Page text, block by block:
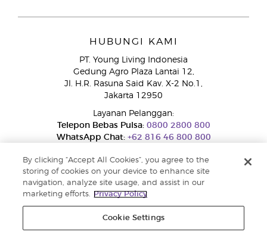
HUBUNGI KAMI
PT. Young Living Indonesia
Gedung Agro Plaza Lantai 12,
Jl. H.R. Rasuna Said Kav. X-2 No.1,
Jakarta 12950
Layanan Pelanggan:
Telepon Bebas Pulsa:0800 2800 800
WhatsApp Chat:+62 816 46 800 800
Layanan Pengaduan Konsumen
By clicking “Accept All Cookies”, you agree to the
storing of cookies on your device to enhance site
navigation, analyze site usage, and assist in our
marketing efforts.
Privacy Policy
Cookie Settings